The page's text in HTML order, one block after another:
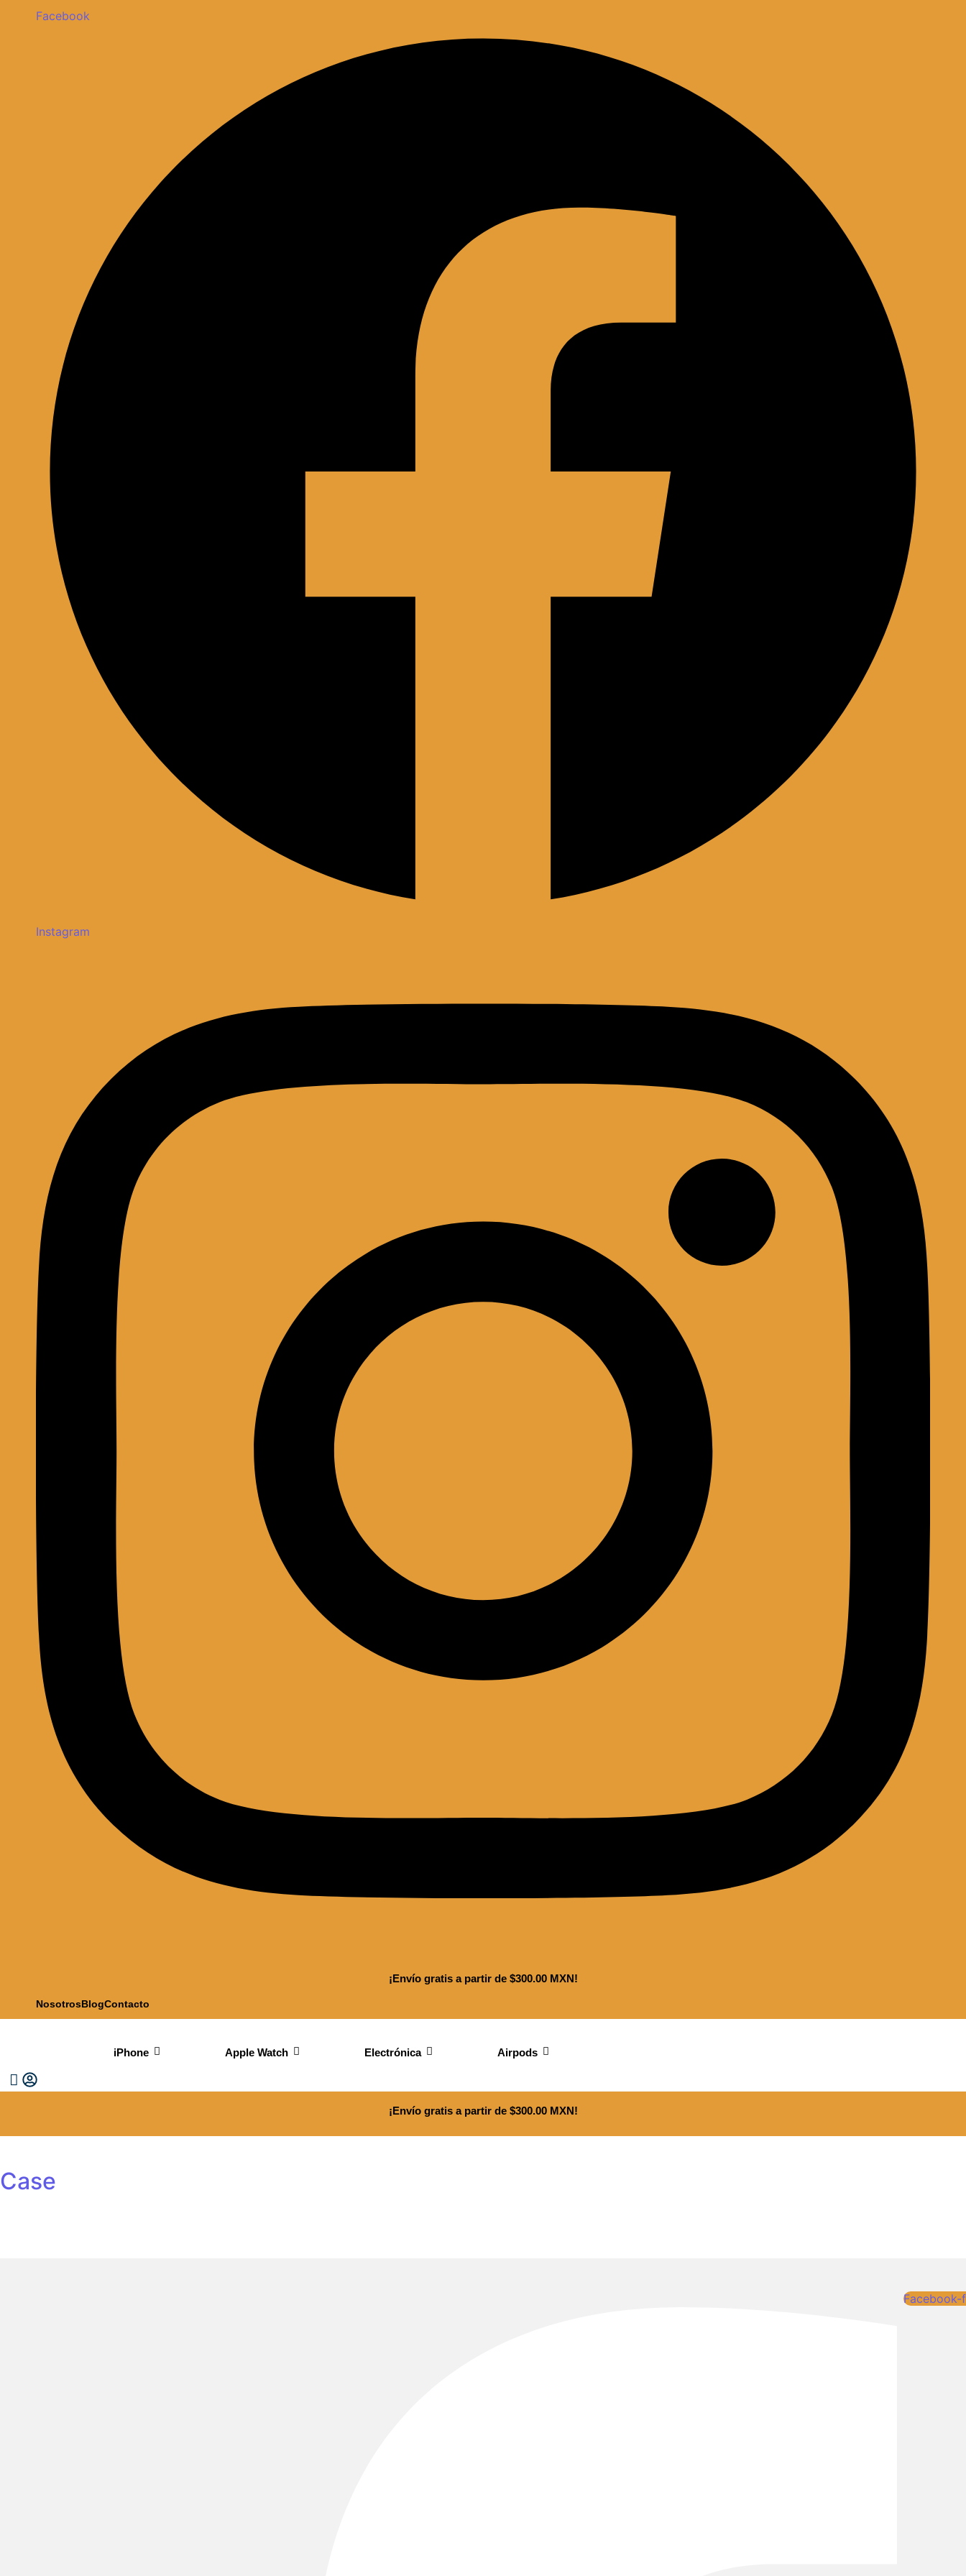
Facebook
Instagram
¡Envío gratis a partir de $300.00 MXN!
NosotrosBlogContacto
iPhone Apple Watch Electrónica Airpods
¡Envío gratis a partir de $300.00 MXN!
Case
Facebook-f